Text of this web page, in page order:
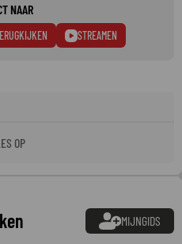
NAAR
STREAMEN
OP
MIJNGIDS